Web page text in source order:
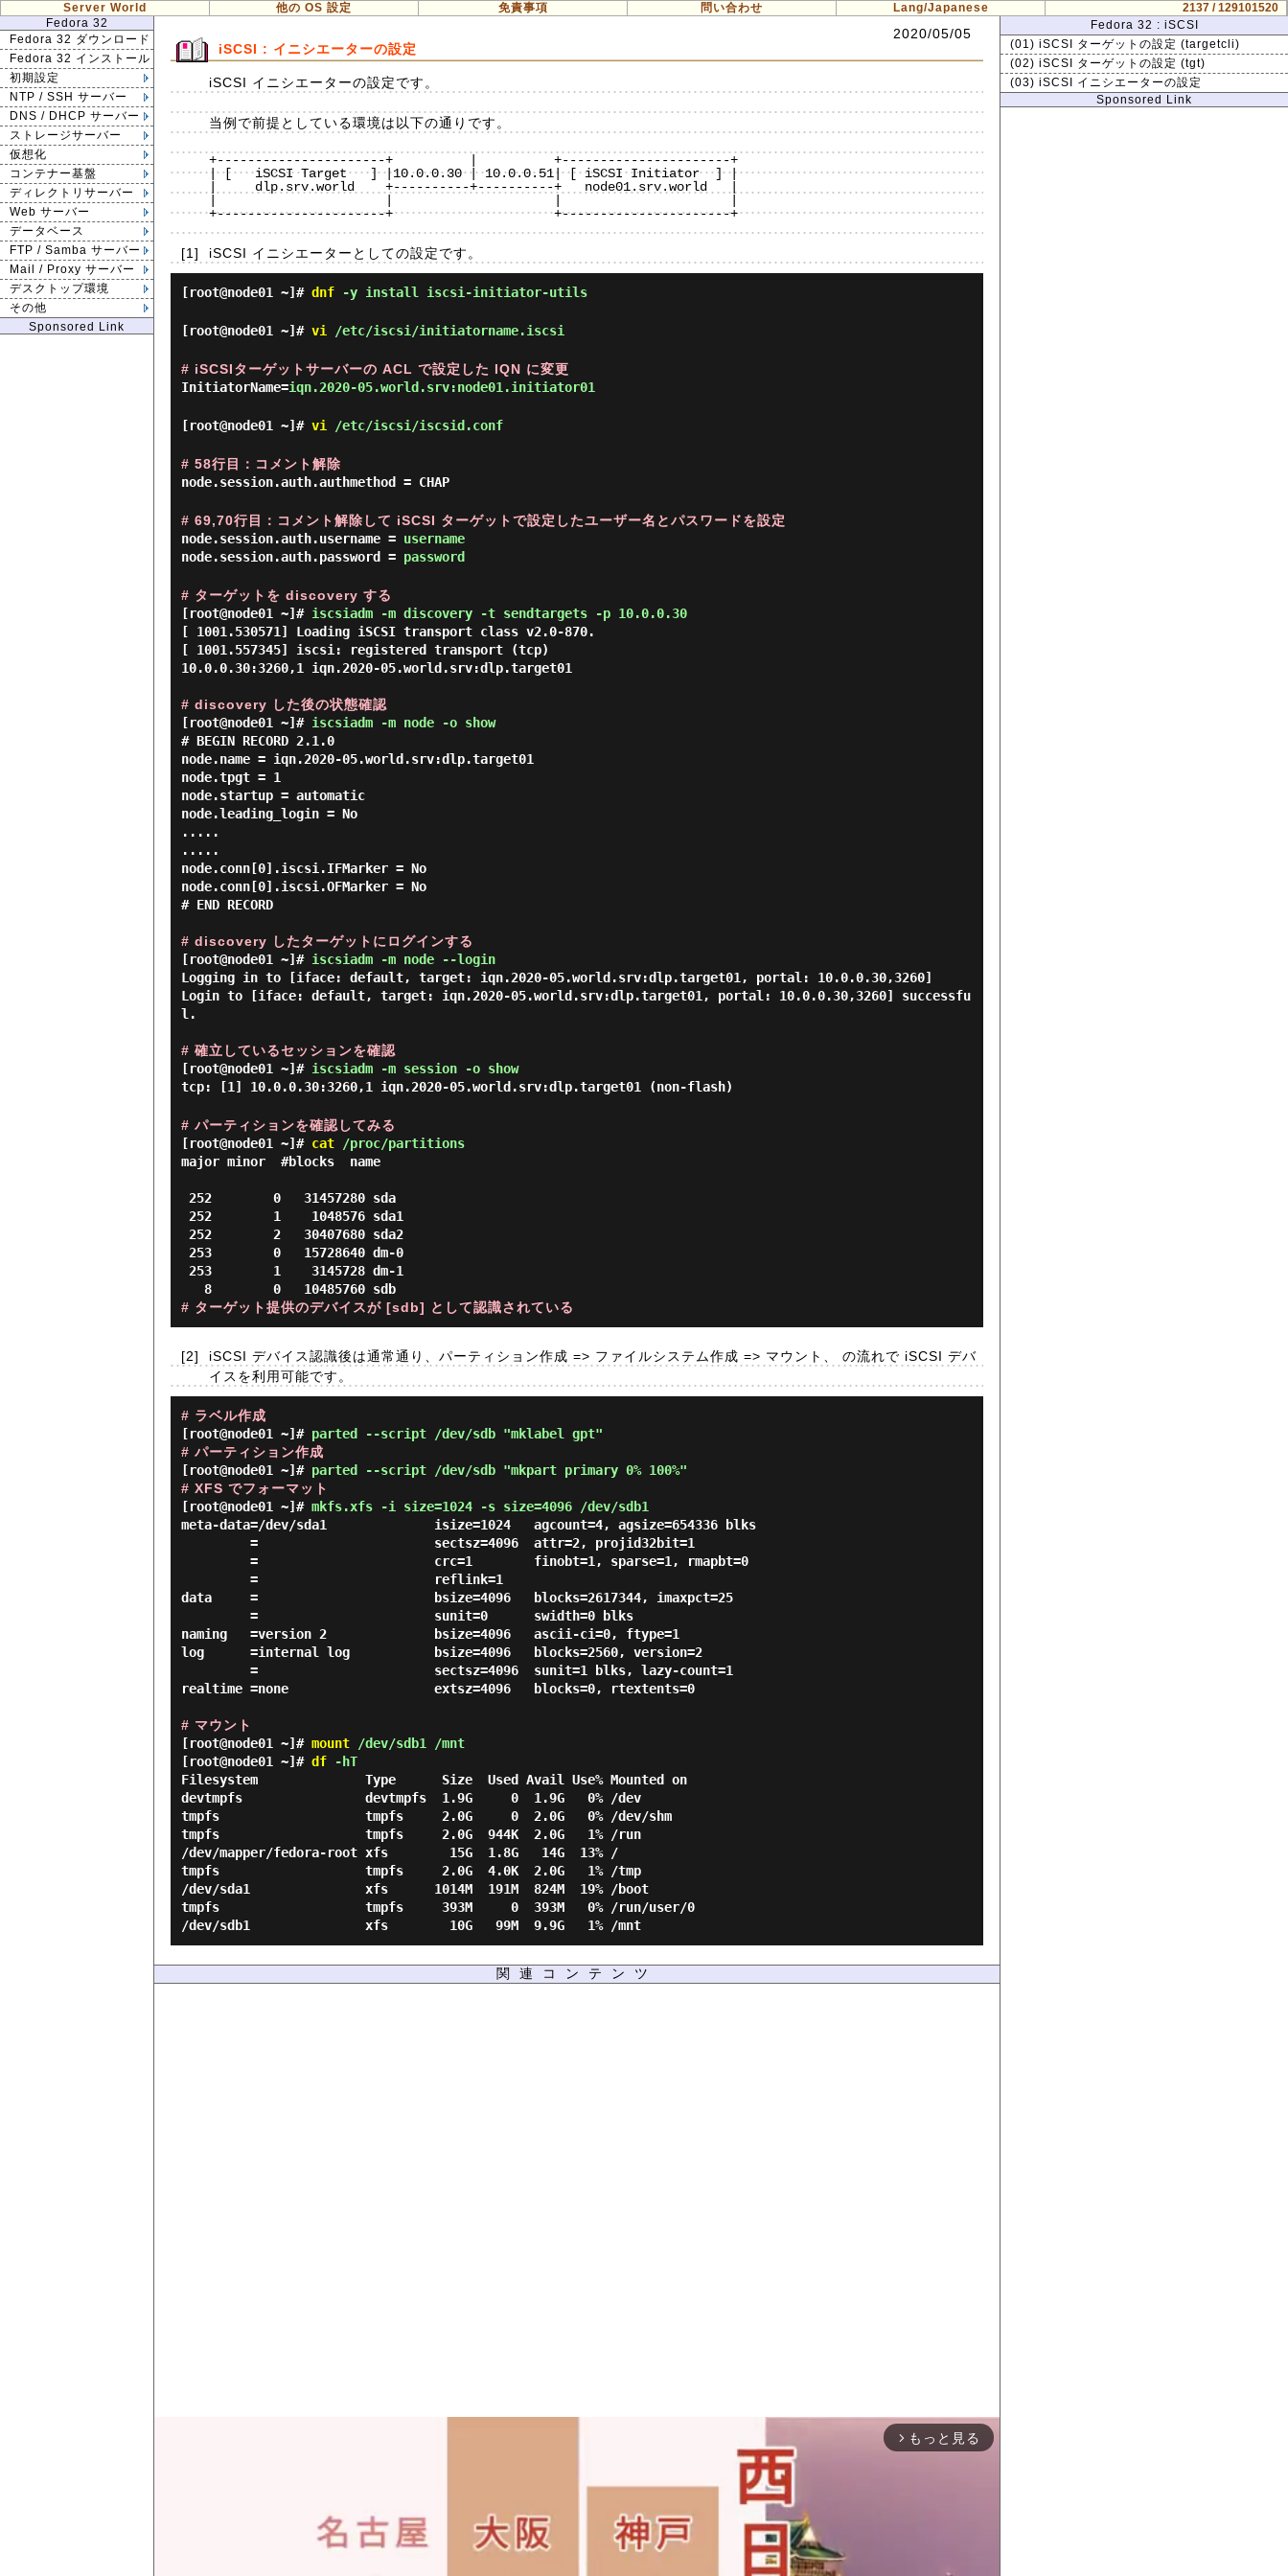
Server World 他の OS 設定 免責事項 問い合わせ Lang/Japanese
2137 / 129101520
Fedora 32
Fedora 32 ダウンロード
Fedora 32 インストール
初期設定
NTP / SSH サーバー
DNS / DHCP サーバー
ストレージサーバー
仮想化
コンテナー基盤
ディレクトリサーバー
Web サーバー
データベース
FTP / Samba サーバー
Mail / Proxy サーバー
デスクトップ環境
その他
Sponsored Link
iSCSI : イニシエーターの設定
2020/05/05
iSCSI イニシエーターの設定です。
当例で前提としている環境は以下の通りです。
+----------------------+          |          +----------------------+
| [   iSCSI Target   ] |10.0.0.30 | 10.0.0.51| [ iSCSI Initiator  ] |
|     dlp.srv.world    +----------+----------+   node01.srv.world   |
+----------------------+                     +----------------------+
[1] iSCSI イニシエーターとしての設定です。
[root@node01 ~]# dnf -y install iscsi-initiator-utils
[root@node01 ~]# vi /etc/iscsi/initiatorname.iscsi
# iSCSIターゲットサーバーの ACL で設定した IQN に変更
InitiatorName=iqn.2020-05.world.srv:node01.initiator01
[root@node01 ~]# vi /etc/iscsi/iscsid.conf
# 58行目：コメント解除
node.session.auth.authmethod = CHAP
# 69,70行目：コメント解除して iSCSI ターゲットで設定したユーザー名とパスワードを設定
node.session.auth.username = username
node.session.auth.password = password
# ターゲットを discovery する
[root@node01 ~]# iscsiadm -m discovery -t sendtargets -p 10.0.0.30
[ 1001.530571] Loading iSCSI transport class v2.0-870.
[ 1001.557345] iscsi: registered transport (tcp)
10.0.0.30:3260,1 iqn.2020-05.world.srv:dlp.target01
# discovery した後の状態確認
[root@node01 ~]# iscsiadm -m node -o show
# BEGIN RECORD 2.1.0
node.name = iqn.2020-05.world.srv:dlp.target01
node.tpgt = 1
node.startup = automatic
node.leading_login = No
.....
.....
node.conn[0].iscsi.IFMarker = No
node.conn[0].iscsi.OFMarker = No
# END RECORD
# discovery したターゲットにログインする
[root@node01 ~]# iscsiadm -m node --login
Logging in to [iface: default, target: iqn.2020-05.world.srv:dlp.target01, portal: 10.0.0.30,3260]
Login to [iface: default, target: iqn.2020-05.world.srv:dlp.target01, portal: 10.0.0.30,3260] successfu
l.
# 確立しているセッションを確認
[root@node01 ~]# iscsiadm -m session -o show
tcp: [1] 10.0.0.30:3260,1 iqn.2020-05.world.srv:dlp.target01 (non-flash)
# パーティションを確認してみる
[root@node01 ~]# cat /proc/partitions
major minor  #blocks  name
# ターゲット提供のデバイスが [sdb] として認識されている
[2]
iSCSI デバイス認識後は通常通り、パーティション作成 => ファイルシステム作成 => マウント、 の流れで iSCSI デバ
イスを利用可能です。
# ラベル作成
[root@node01 ~]# parted --script /dev/sdb "mklabel gpt"
# パーティション作成
[root@node01 ~]# parted --script /dev/sdb "mkpart primary 0% 100%"
# XFS でフォーマット
[root@node01 ~]# mkfs.xfs -i size=1024 -s size=4096 /dev/sdb1
meta-data=/dev/sda1              isize=1024   agcount=4, agsize=654336 blks
data     =                       bsize=4096   blocks=2617344, imaxpct=25
naming   =version 2              bsize=4096   ascii-ci=0, ftype=1
log      =internal log           bsize=4096   blocks=2560, version=2
realtime =none                   extsz=4096   blocks=0, rtextents=0
# マウント
[root@node01 ~]# mount /dev/sdb1 /mnt
[root@node01 ~]# df -hT
Filesystem              Type      Size  Used Avail Use% Mounted on
devtmpfs                devtmpfs  1.9G     0  1.9G   0% /dev
tmpfs                   tmpfs     2.0G     0  2.0G   0% /dev/shm
tmpfs                   tmpfs     2.0G  944K  2.0G   1% /run
/dev/mapper/fedora-root xfs        15G  1.8G   14G  13% /
tmpfs                   tmpfs     2.0G  4.0K  2.0G   1% /tmp
/dev/sda1               xfs      1014M  191M  824M  19% /boot
tmpfs                   tmpfs     393M     0  393M   0% /run/user/0
関連コンテンツ
arrow_forward_ios もっと見る
Fedora 32 : iSCSI
(01) iSCSI ターゲットの設定 (targetcli)
(02) iSCSI ターゲットの設定 (tgt)
(03) iSCSI イニシエーターの設定
Sponsored Link